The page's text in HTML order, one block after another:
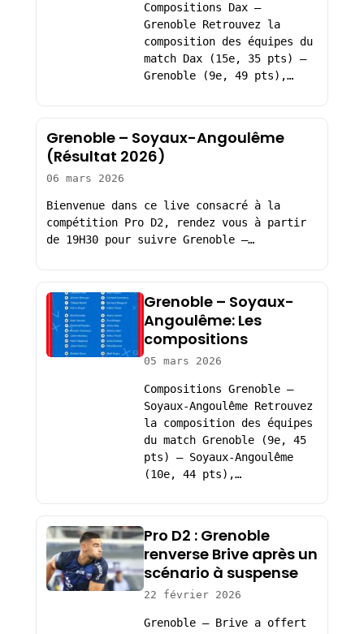
Compositions Dax –
Grenoble Retrouvez la
composition des équipes du
match Dax (15e, 35 pts) –
Grenoble (9e, 49 pts),…
Grenoble – Soyaux-Angoulême
(Résultat 2026)
06 mars 2026
Bienvenue dans ce live consacré à la
compétition Pro D2, rendez vous à partir
de 19H30 pour suivre Grenoble –…
Grenoble – Soyaux-
Angoulême: Les
compositions
05 mars 2026
Compositions Grenoble –
Soyaux-Angoulême Retrouvez
la composition des équipes
du match Grenoble (9e, 45
pts) – Soyaux-Angoulême
(10e, 44 pts),…
Pro D2 : Grenoble
renverse Brive après un
scénario à suspense
22 février 2026
Grenoble – Brive a offert